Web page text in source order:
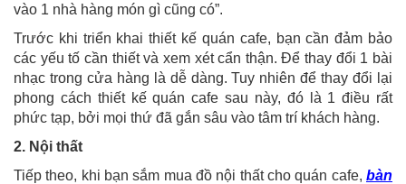
vào 1 nhà hàng món gì cũng có”.
Trước khi triển khai thiết kế quán cafe, bạn cần đảm bảo
các yếu tố cần thiết và xem xét cẩn thận. Để thay đổi 1 bài
nhạc trong cửa hàng là dễ dàng. Tuy nhiên để thay đổi lại
phong cách thiết kế quán cafe sau này, đó là 1 điều rất
phức tạp, bởi mọi thứ đã gắn sâu vào tâm trí khách hàng.
2. Nội thất
Tiếp theo, khi bạn sắm mua đồ nội thất cho quán cafe, bàn